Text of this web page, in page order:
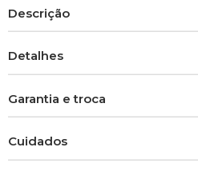
Descrição
Detalhes
Garantia e troca
Cuidados